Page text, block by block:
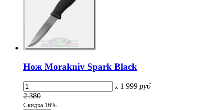
Нож Morakniv Spark Black
x 1 999 руб
2 380
Скидка 16%